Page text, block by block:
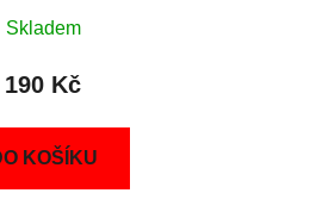
Skladem
190 Kč
KOŠÍKU